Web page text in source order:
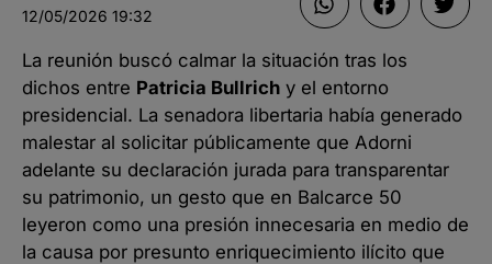
12/05/2026 19:32
La reunión buscó calmar la situación tras los
dichos entre Patricia Bullrich y el entorno
presidencial. La senadora libertaria había generado
malestar al solicitar públicamente que Adorni
adelante su declaración jurada para transparentar
su patrimonio, un gesto que en Balcarce 50
leyeron como una presión innecesaria en medio de
la causa por presunto enriquecimiento ilícito que